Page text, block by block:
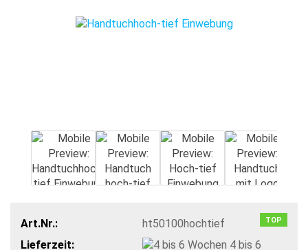
TOP
Art.Nr.:
ht50100hochtief
Lieferzeit:
4 bis 6